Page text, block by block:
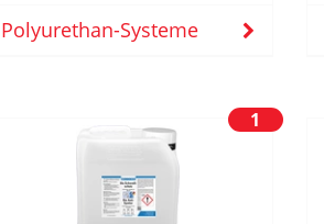
Polyurethan-Systeme
1